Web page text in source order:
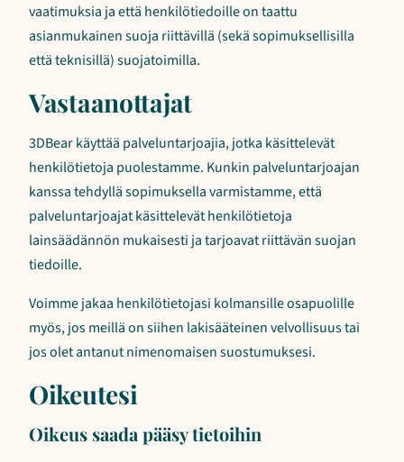
vaatimuksia ja että henkilötiedoille on taattu
asianmukainen suoja riittävillä (sekä sopimuksellisilla
että teknisillä) suojatoimilla.
Vastaanottajat
3DBear käyttää palveluntarjoajia, jotka käsittelevät
henkilötietoja puolestamme. Kunkin palveluntarjoajan
kanssa tehdyllä sopimuksella varmistamme, että
palveluntarjoajat käsittelevät henkilötietoja
lainsäädännön mukaisesti ja tarjoavat riittävän suojan
tiedoille.
Voimme jakaa henkilötietojasi kolmansille osapuolille
myös, jos meillä on siihen lakisääteinen velvollisuus tai
jos olet antanut nimenomaisen suostumuksesi.
Oikeutesi
Oikeus saada pääsy tietoihin